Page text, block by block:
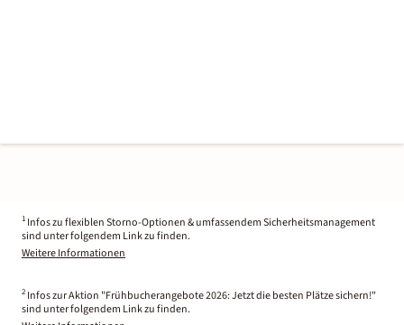
1 Infos zu flexiblen Storno-Optionen & umfassendem Sicherheitsmanagement
sind unter folgendem Link zu finden.
Weitere Informationen
2 Infos zur Aktion "Frühbucherangebote 2026: Jetzt die besten Plätze sichern!"
sind unter folgendem Link zu finden.